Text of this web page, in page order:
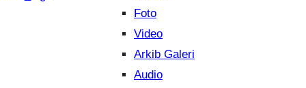
Foto
Video
Arkib Galeri
Audio